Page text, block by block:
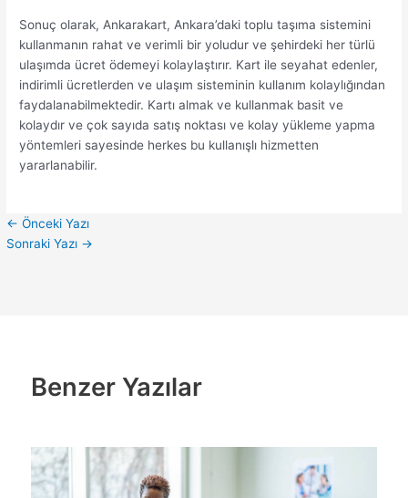
Sonuç olarak, Ankarakart, Ankara’daki toplu taşıma sistemini
kullanmanın rahat ve verimli bir yoludur ve şehirdeki her türlü
ulaşımda ücret ödemeyi kolaylaştırır. Kart ile seyahat edenler,
indirimli ücretlerden ve ulaşım sisteminin kullanım kolaylığından
faydalanabilmektedir. Kartı almak ve kullanmak basit ve
kolaydır ve çok sayıda satış noktası ve kolay yükleme yapma
yöntemleri sayesinde herkes bu kullanışlı hizmetten
yararlanabilir.
← Önceki Yazı
Sonraki Yazı →
Benzer Yazılar